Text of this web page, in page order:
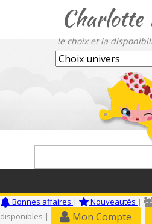
le choix et la
Bonnes affaires | Nouveautés |
disponibles |
Mon Compte